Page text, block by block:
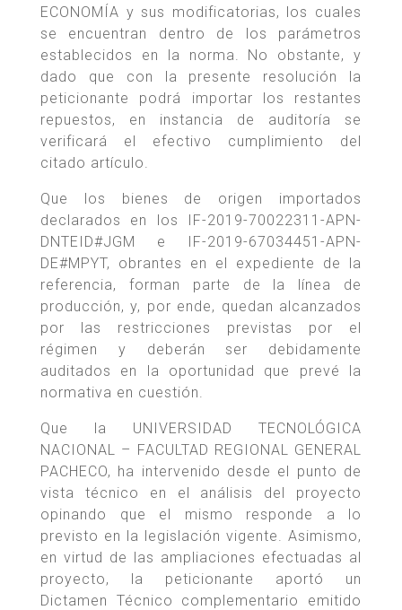
ECONOMÍA y sus modificatorias, los cuales
se encuentran dentro de los parámetros
establecidos en la norma. No obstante, y
dado que con la presente resolución la
peticionante podrá importar los restantes
repuestos, en instancia de auditoría se
verificará el efectivo cumplimiento del
citado artículo.
Que los bienes de origen importados
declarados en los IF-2019-70022311-APN-
DNTEID#JGM e IF-2019-67034451-APN-
DE#MPYT, obrantes en el expediente de la
referencia, forman parte de la línea de
producción, y, por ende, quedan alcanzados
por las restricciones previstas por el
régimen y deberán ser debidamente
auditados en la oportunidad que prevé la
normativa en cuestión.
Que la UNIVERSIDAD TECNOLÓGICA
NACIONAL – FACULTAD REGIONAL GENERAL
PACHECO, ha intervenido desde el punto de
vista técnico en el análisis del proyecto
opinando que el mismo responde a lo
previsto en la legislación vigente. Asimismo,
en virtud de las ampliaciones efectuadas al
proyecto, la peticionante aportó un
Dictamen Técnico complementario emitido